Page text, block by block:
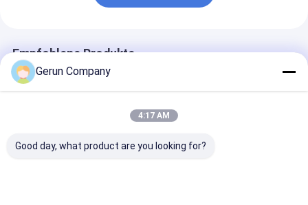
Empfohlene Produkte
Gerun Company
4:17 AM
Good day, what product are you looking for?